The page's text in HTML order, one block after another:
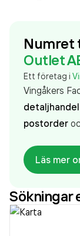
Numret
Outlet
Ett företag i
Vingåkers
postorder
sedan 2024
företaget.
sedan 1993.
179 185
Läs mer
Sökningar